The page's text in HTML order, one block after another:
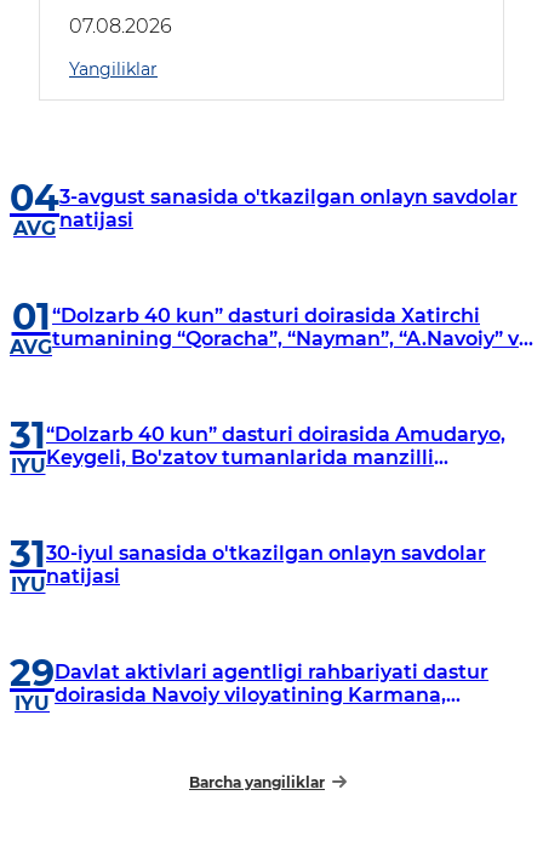
07.08.2026
Yangiliklar
04
AVG
3-avgust sanasida o'tkazilgan onlayn savdolar
natijasi
01
AVG
“Dolzarb 40 kun” dasturi doirasida Xatirchi
tumanining “Qoracha”, “Nayman”, “A.Navoiy” va
31
IYU
“Dolzarb 40 kun” dasturi doirasida Amudaryo,
Keygeli, Bo'zatov tumanlarida manzilli
31
IYU
30-iyul sanasida o'tkazilgan onlayn savdolar
natijasi
29
IYU
Davlat aktivlari agentligi rahbariyati dastur
doirasida Navoiy viloyatining Karmana,
Barcha yangiliklar